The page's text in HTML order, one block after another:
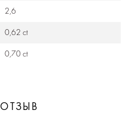
2,6
0,62 ct
0,70 ct